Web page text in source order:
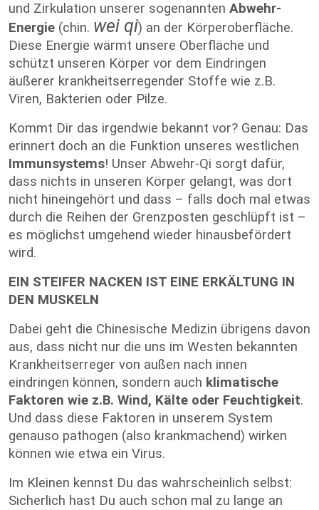
und Zirkulation unserer sogenannten Abwehr-
Energie (chin. wei qi) an der Körperoberfläche.
Diese Energie wärmt unsere Oberfläche und
schützt unseren Körper vor dem Eindringen
äußerer krankheitserregender Stoffe wie z.B.
Viren, Bakterien oder Pilze.
Kommt Dir das irgendwie bekannt vor? Genau: Das
erinnert doch an die Funktion unseres westlichen
Immunsystems! Unser Abwehr-Qi sorgt dafür,
dass nichts in unseren Körper gelangt, was dort
nicht hineingehört und dass – falls doch mal etwas
durch die Reihen der Grenzposten geschlüpft ist –
es möglichst umgehend wieder hinausbefördert
wird.
EIN STEIFER NACKEN IST EINE ERKÄLTUNG IN
DEN MUSKELN
Dabei geht die Chinesische Medizin übrigens davon
aus, dass nicht nur die uns im Westen bekannten
Krankheitserreger von außen nach innen
eindringen können, sondern auch klimatische
Faktoren wie z.B. Wind, Kälte oder Feuchtigkeit.
Und dass diese Faktoren in unserem System
genauso pathogen (also krankmachend) wirken
können wie etwa ein Virus.
Im Kleinen kennst Du das wahrscheinlich selbst:
Sicherlich hast Du auch schon mal zu lange an